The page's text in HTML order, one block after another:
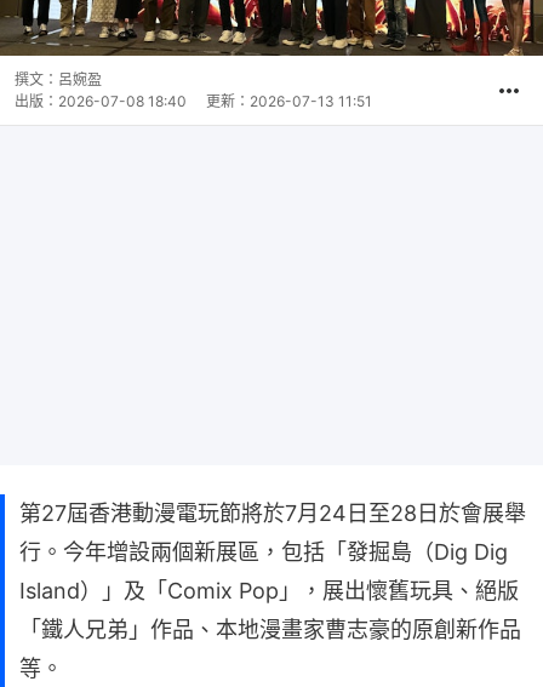
撰文： 呂婉盈
出版： 2026-07-08 18:40 更新： 2026-07-13 11:51
第27屆香港動漫電玩節將於7月24日至28日於會展舉
行。今年增設兩個新展區，包括「發掘島（Dig Dig
Island）」及「Comix Pop」，展出懷舊玩具、絕版
「鐵人兄弟」作品、本地漫畫家曹志豪的原創新作品
等。